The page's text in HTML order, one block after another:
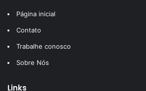
Página inicial
Contato
Trabalhe conosco
Sobre Nós
Links